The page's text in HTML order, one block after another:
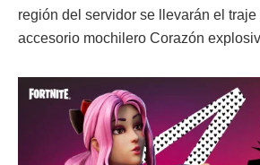
región del servidor se llevarán el traje
accesorio mochilero Corazón